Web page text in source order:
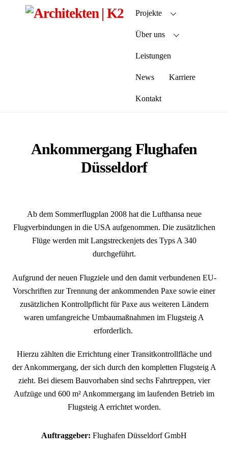
Projekte
Über uns
Leistungen
News Karriere
Kontakt
Ankommergang Flughafen
Düsseldorf
Ab dem Sommerflugplan 2008 hat die Lufthansa neue
Flugverbindungen in die USA aufgenommen. Die zusätzlichen
Flüge werden mit Langstreckenjets des Typs A 340
durchgeführt.
Aufgrund der neuen Flugziele und den damit verbundenen EU-
Vorschriften zur Trennung der ankommenden Paxe sowie einer
zusätzlichen Kontrollpflicht für Paxe aus weiteren Ländern
waren umfangreiche Umbaumaßnahmen im Flugsteig A
erforderlich.
Hierzu zählten die Errichtung einer Transitkontrollfläche und
der Ankommergang, der sich durch den kompletten Flugsteig A
zieht. Bei diesem Bauvorhaben sind sechs Fahrtreppen, vier
Aufzüge und 600 m² Ankommergang im laufenden Betrieb im
Flugsteig A errichtet worden.
Auftraggeber: Flughafen Düsseldorf GmbH